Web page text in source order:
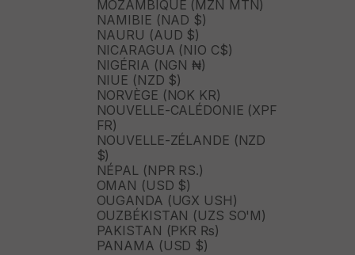
MOZAMBIQUE (MZN MTN)
NAMIBIE (NAD $)
NAURU (AUD $)
NICARAGUA (NIO C$)
NIGÉRIA (NGN ₦)
NIUE (NZD $)
NORVÈGE (NOK KR)
NOUVELLE-CALÉDONIE (XPF
FR)
NOUVELLE-ZÉLANDE (NZD
$)
NÉPAL (NPR RS.)
OMAN (USD $)
OUGANDA (UGX USH)
OUZBÉKISTAN (UZS SO'M)
PAKISTAN (PKR ₨)
PANAMA (USD $)